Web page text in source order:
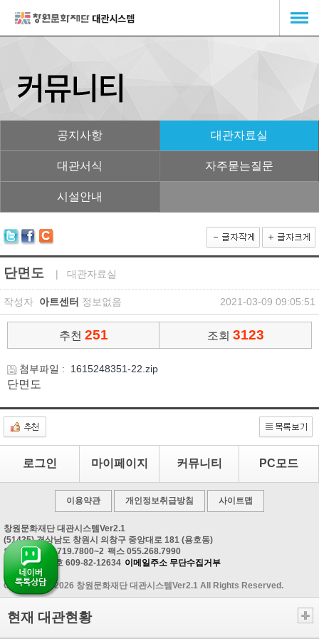
공지사항 대관자료실
대관서식 자주묻는질문
시설안내
단면도 | 대관자료실
작성자 아트센터 정보없음 2021-03-09 09:05:51
추천 251 조회 3123
첨부파일 : 1615248351-22.zip
단면도
로그인 마이페이지 커뮤니티 PC모드
이용약관 개인정보취급방침 사이트맵
창원문화재단 대관시스템Ver2.1
(51435) 경상남도 창원시 의창구 중앙대로 181 (용호동)
안내문의 055.719.7800~2 팩스 055.268.7990
사업자등록번호 609-82-12634 이메일주소 무단수집거부
Copyrightⓒ 2026 창원문화재단 대관시스템Ver2.1 All Rights Reserved.
현재 대관현황